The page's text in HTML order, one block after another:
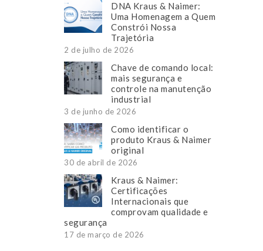
DNA Kraus & Naimer:
Uma Homenagem a Quem
Constrói Nossa
Trajetória
2 de julho de 2026
Chave de comando local:
mais segurança e
controle na manutenção
industrial
3 de junho de 2026
Como identificar o
produto Kraus & Naimer
original
30 de abril de 2026
Kraus & Naimer:
Certificações
Internacionais que
comprovam qualidade e
segurança
17 de março de 2026